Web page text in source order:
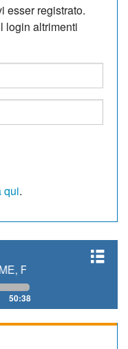
esser registrato.
login altrimenti
qui.
50:38